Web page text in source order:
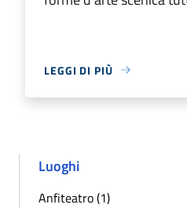
LEGGI DI PIÙ
Luoghi
Anfiteatro (1)